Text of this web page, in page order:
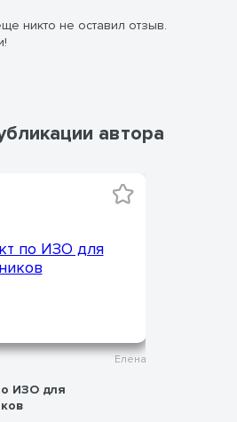
никто не оставил отзыв.
автора
Елена
ИЗО для